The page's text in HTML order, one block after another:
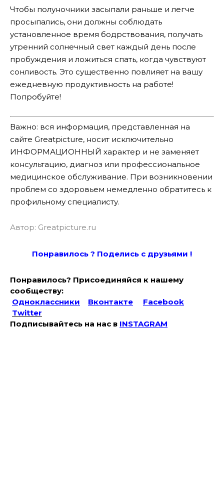
Чтобы полуночники засыпали раньше и легче
просыпались, они должны соблюдать
установленное время бодрствования, получать
утренний солнечный свет каждый день после
пробуждения и ложиться спать, когда чувствуют
сонливость. Это существенно повлияет на вашу
ежедневную продуктивность на работе!
Попробуйте!
Важно: вся информация, представленная на
сайте Greatpicture, носит исключительно
ИНФОРМАЦИОННЫЙ характер и не заменяет
консультацию, диагноз или профессиональное
медицинское обслуживание. При возникновении
проблем со здоровьем немедленно обратитесь к
профильному специалисту.
Автор: Greatpicture.ru
Понравилось ? Поделись с друзьями !
Понравилось? Присоединяйся к нашему
сообществу:
Одноклассники
Вконтакте
Facebook
Twitter
Подписывайтесь на наc в INSTAGRAM